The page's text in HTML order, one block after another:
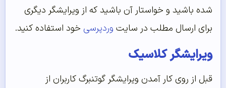
شده باشید و خواستار آن باشید که از ویرایشگر دیگری
برای ارسال مطلب در سایت وردپرسی خود استفاده کنید.
ویرایشگر کلاسیک
قبل از روی کار آمدن ویرایشگر گوتنبرگ کاربران از